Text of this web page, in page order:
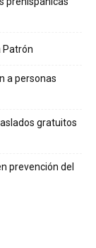
Patrón
a personas
gratuitos
prevención del